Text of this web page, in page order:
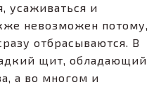
усаживаться и
невозможен потому,
отбрасываются. В
щит, обладающий
а во многом и